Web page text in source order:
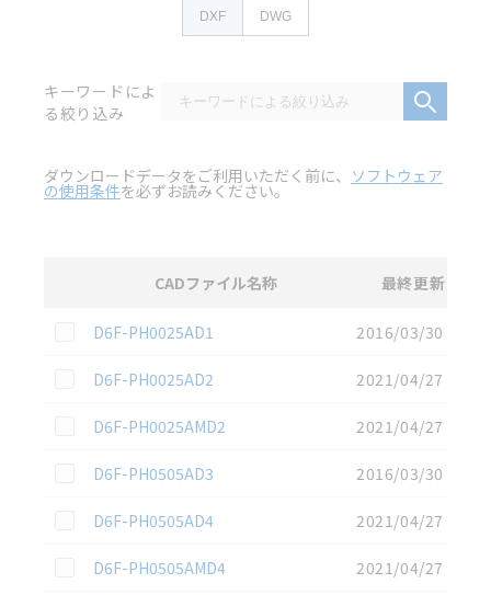
DXF DWG
キーワードによ
る絞り込み
ダウンロードデータをご利用いただく前に、 ソフトウェア
の使用条件を必ずお読みください。
CADファイル名称 最終更新
この資料を選択
D6F-PH0025AD1
2016/03/30
この資料を選択
D6F-PH0025AD2
2021/04/27
この資料を選択
D6F-PH0025AMD2
2021/04/27
この資料を選択
D6F-PH0505AD3
2016/03/30
この資料を選択
D6F-PH0505AD4
2021/04/27
この資料を選択
D6F-PH0505AMD4
2021/04/27